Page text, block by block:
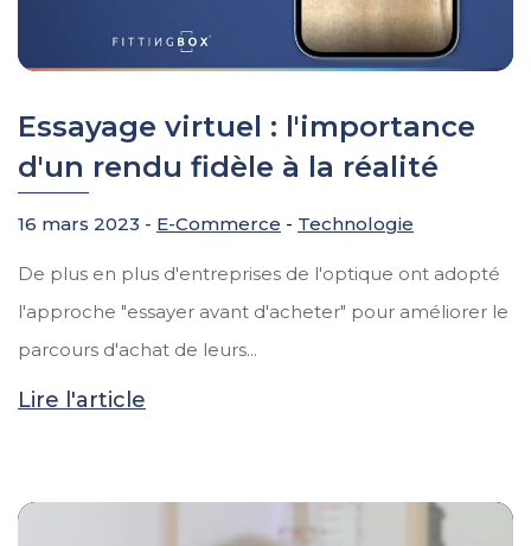
Essayage virtuel : l'importance
d'un rendu fidèle à la réalité
16 mars 2023 - E-Commerce - Technologie
De plus en plus d'entreprises de l'optique ont adopté
l'approche "essayer avant d'acheter" pour améliorer le
parcours d'achat de leurs...
Lire l'article